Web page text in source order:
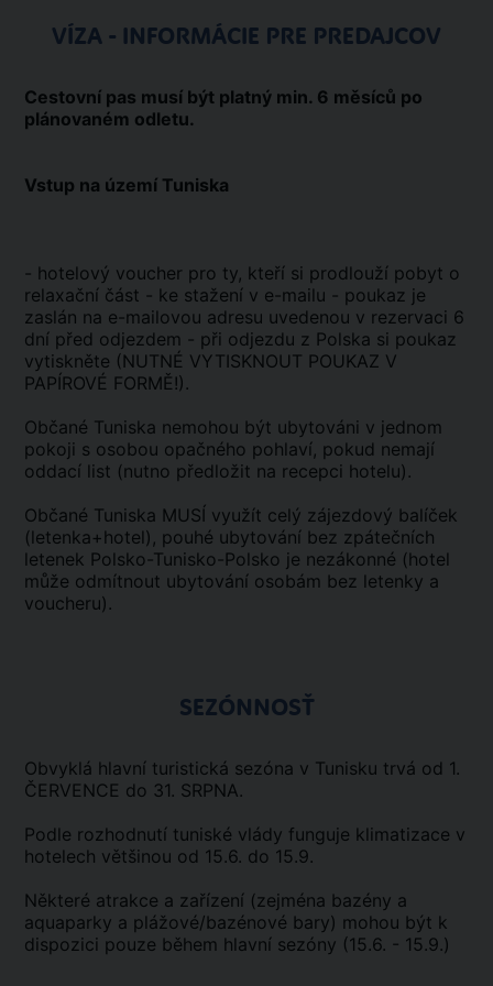
VÍZA - INFORMÁCIE PRE PREDAJCOV
Cestovní pas musí být platný min. 6 měsíců po
plánovaném odletu.
Vstup na území Tuniska
- hotelový voucher pro ty, kteří si prodlouží pobyt o
relaxační část - ke stažení v e-mailu - poukaz je
zaslán na e-mailovou adresu uvedenou v rezervaci 6
dní před odjezdem - při odjezdu z Polska si poukaz
vytiskněte (NUTNÉ VYTISKNOUT POUKAZ V
PAPÍROVÉ FORMĚ!).
Občané Tuniska nemohou být ubytováni v jednom
pokoji s osobou opačného pohlaví, pokud nemají
oddací list (nutno předložit na recepci hotelu).
Občané Tuniska MUSÍ využít celý zájezdový balíček
(letenka+hotel), pouhé ubytování bez zpátečních
letenek Polsko-Tunisko-Polsko je nezákonné (hotel
může odmítnout ubytování osobám bez letenky a
voucheru).
SEZÓNNOSŤ
Obvyklá hlavní turistická sezóna v Tunisku trvá od 1.
ČERVENCE do 31. SRPNA.
Podle rozhodnutí tuniské vlády funguje klimatizace v
hotelech většinou od 15.6. do 15.9.
Některé atrakce a zařízení (zejména bazény a
aquaparky a plážové/bazénové bary) mohou být k
dispozici pouze během hlavní sezóny (15.6. - 15.9.)